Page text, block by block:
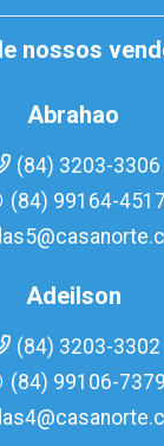
nossos
Abrahao
(84) 3203-3306
(84) 99164-4517
Adeilson
(84) 3203-3302
(84) 99106-7379